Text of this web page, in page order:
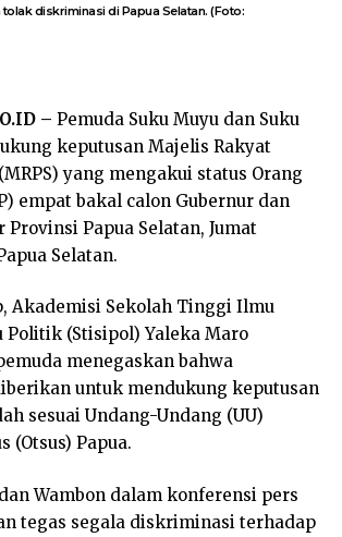
diskriminasi di Papua Selatan. (Foto:
– Pemuda Suku Muyu dan Suku
keputusan Majelis Rakyat
yang mengakui status Orang
empat bakal calon Gubernur dan
Provinsi Papua Selatan, Jumat
Selatan.
Akademisi Sekolah Tinggi Ilmu
Politik (Stisipol) Yaleka Maro
menegaskan bahwa
untuk mendukung keputusan
sesuai Undang-Undang (UU)
(Otsus) Papua.
Wambon dalam konferensi pers
tegas segala diskriminasi terhadap